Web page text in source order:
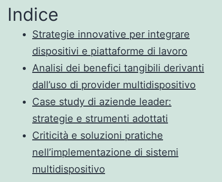
Indice
Strategie innovative per integrare
dispositivi e piattaforme di lavoro
Analisi dei benefici tangibili derivanti
dall’uso di provider multidispositivo
Case study di aziende leader:
strategie e strumenti adottati
Criticità e soluzioni pratiche
nell’implementazione di sistemi
multidispositivo